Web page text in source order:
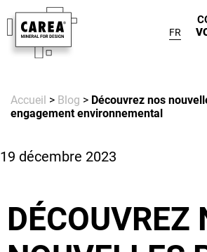
FR
Accueil > Blog > Découvrez nos
engagement environnemental
19 décembre 2023
DÉCOUVREZ